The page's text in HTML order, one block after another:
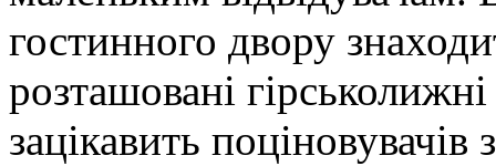
гостинного двору
розташовані
зацікавить поціновувачів